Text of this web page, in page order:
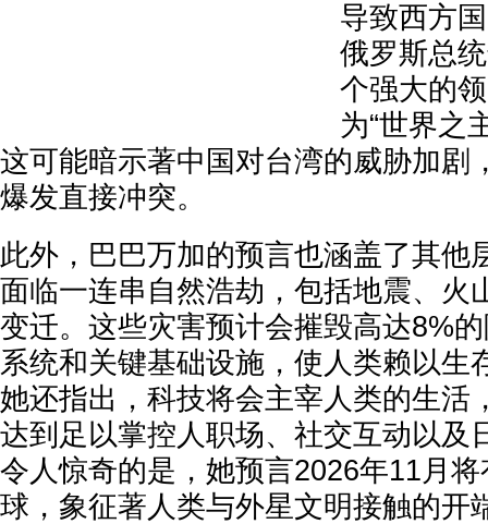
导致西方
俄罗斯总
个强大的
为“世界之
这可能暗示著中国对台湾的威胁加剧
爆发直接冲突。
此外，巴巴万加的预言也涵盖了其他
面临一连串自然浩劫，包括地震、火
变迁。这些灾害预计会摧毁高达8%
系统和关键基础设施，使人类赖以生
她还指出，科技将会主宰人类的生活
达到足以掌控人职场、社交互动以及
令人惊奇的是，她预言2026年11月
球，象征著人类与外星文明接触的开